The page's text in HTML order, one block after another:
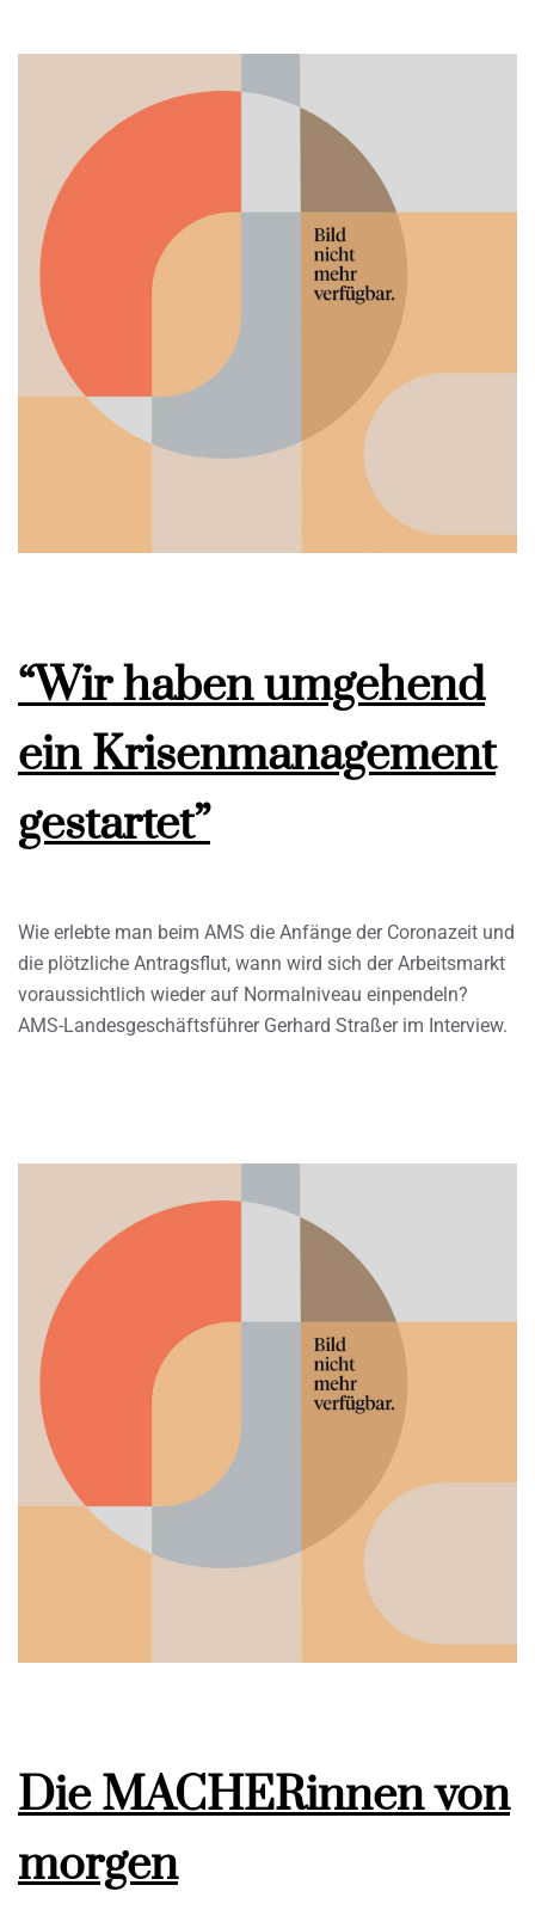
“Wir haben umgehend
ein Krisenmanagement
gestartet”
Wie erlebte man beim AMS die Anfänge der Coronazeit und
die plötzliche Antragsflut, wann wird sich der Arbeitsmarkt
voraussichtlich wieder auf Normalniveau einpendeln?
AMS-Landesgeschäftsführer Gerhard Straßer im Interview.
Die MACHERinnen von
morgen